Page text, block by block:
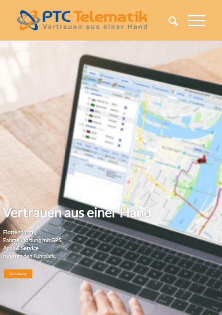
Zur Lösung
Flottenportal,
Fahrzeugortung mit GPS,
Apps & Service
rund um den Fuhrpark.
Vertrauen aus einer Hand